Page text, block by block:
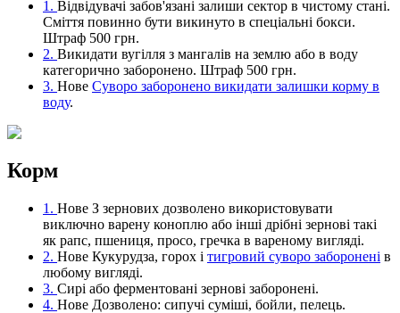
1. Відвідувачі забов'язані залиши сектор в чистому стані.
Сміття повинно бути викинуто в спеціальні бокси.
Штраф 500 грн.
2. Викидати вугілля з мангалів на землю або в воду
категорично заборонено. Штраф 500 грн.
3. Нове Суворо заборонено викидати залишки корму в
воду.
Корм
1. Нове З зернових дозволено використовувати
виключно варену коноплю або інші дрібні зернові такі
як рапс, пшениця, просо, гречка в вареному вигляді.
2. Нове Кукурудза, горох і тигровий суворо заборонені в
любому вигляді.
3. Сирі або ферментовані зернові заборонені.
4. Нове Дозволено: сипучі суміші, бойли, пелець.